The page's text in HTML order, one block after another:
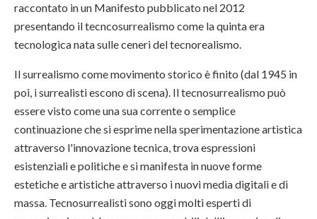
raccontato in un Manifesto pubblicato nel 2012
presentando il tecncosurrealismo come la quinta era
tecnologica nata sulle ceneri del tecnorealismo.
Il surrealismo come movimento storico è finito (dal 1945 in
poi, i surrealisti escono di scena). Il tecnosurrealismo può
essere visto come una sua corrente o semplice
continuazione che si esprime nella sperimentazione artistica
attraverso l'innovazione tecnica, trova espressioni
esistenziali e politiche e si manifesta in nuove forme
estetiche e artistiche attraverso i nuovi media digitali e di
massa. Tecnosurrealisti sono oggi molti esperti di